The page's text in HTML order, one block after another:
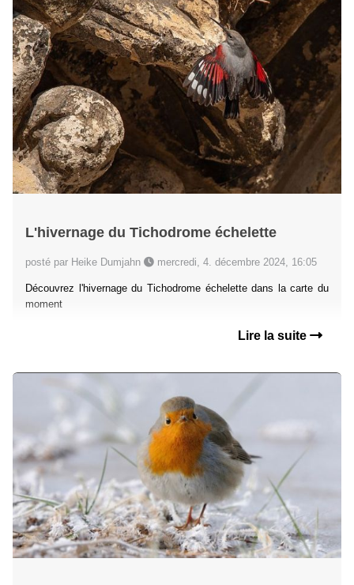
L'hivernage du Tichodrome échelette
posté par Heike Dumjahn mercredi, 4. décembre 2024, 16:05
Découvrez l'hivernage du Tichodrome échelette dans la carte du
moment
Lire la suite